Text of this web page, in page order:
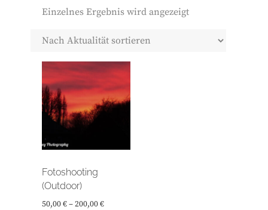
Einzelnes Ergebnis wird angezeigt
Fotoshooting
(Outdoor)
50,00€–200,00€